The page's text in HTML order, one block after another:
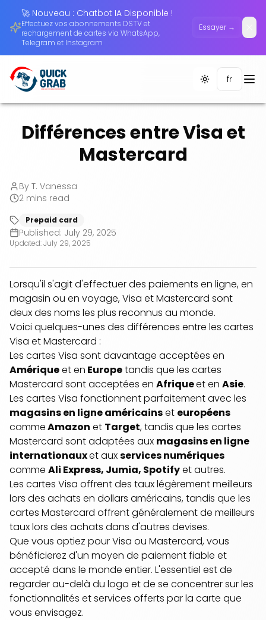
🚀 Nouveau : Chatbot IA Disponible !
Effectuez vos abonnements DSTV et
rechargement de cartes via WhatsApp,
Telegram et Instagram
Essayer →
Toggle theme
fr
Différences entre Visa et
Mastercard
By T. Vanessa
2 mins read
Prepaid card
Published: July 29, 2025
Updated:July 29, 2025
Lorsqu'il s'agit d'effectuer des paiements en ligne, en
magasin ou en voyage, Visa et Mastercard sont
deux des noms les plus reconnus au monde.
Voici quelques-unes des différences entre les cartes
Visa et Mastercard :
Les cartes Visa sont davantage acceptées en
Amériqueet en Europetandis que les cartes
Mastercard sont acceptées en Afriqueet en Asie.
Les cartes Visa fonctionnent parfaitement avec les
magasins en ligne américainset européens
commeAmazon et Target, tandis que les cartes
Mastercard sont adaptées aux magasins en ligne
internationauxet auxservices numériques
comme Ali Express, Jumia, Spotifyet autres.
Les cartes Visa offrent des taux légèrement meilleurs
lors des achats en dollars américains, tandis que les
cartes Mastercard offrent généralement de meilleurs
taux lors des achats dans d'autres devises.
Que vous optiez pour Visa ou Mastercard, vous
bénéficierez d'un moyen de paiement fiable et
accepté dans le monde entier. L'essentiel est de
regarder au-delà du logo et de se concentrer sur les
fonctionnalités et services offerts par la carte que
vous envisagez.